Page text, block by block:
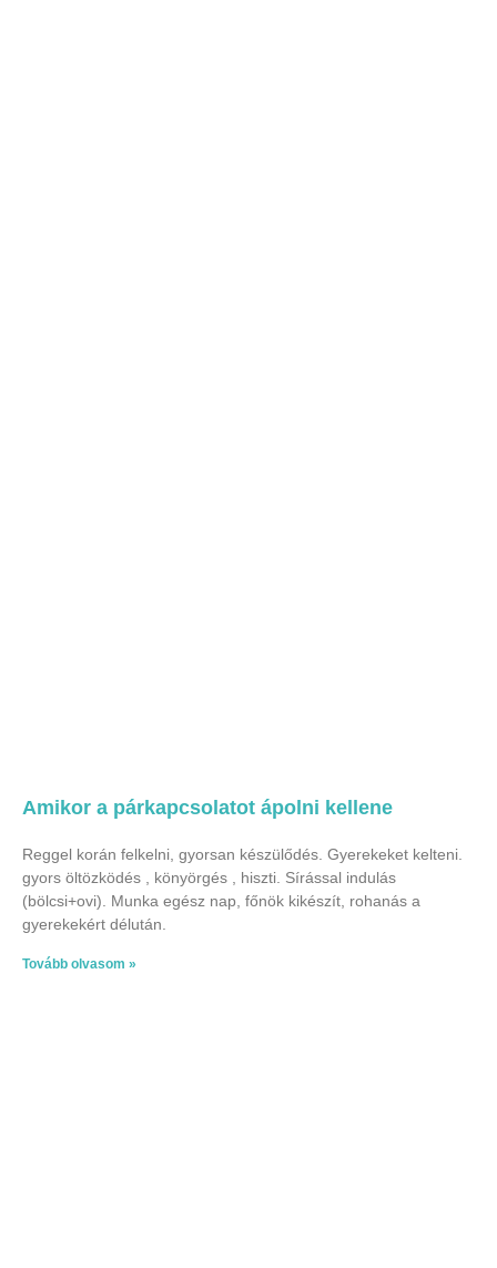
Amikor a párkapcsolatot ápolni kellene
Reggel korán felkelni, gyorsan készülődés. Gyerekeket kelteni.
gyors öltözködés , könyörgés , hiszti. Sírással indulás
(bölcsi+ovi). Munka egész nap, főnök kikészít, rohanás a
gyerekekért délután.
Tovább olvasom »